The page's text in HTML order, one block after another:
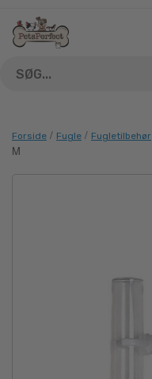
indhold
Forside / Fugle / Fugletilbehør
M